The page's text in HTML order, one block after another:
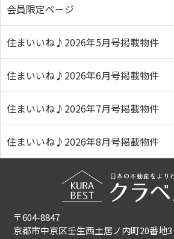
会員限定ページ
住まいいね♪2026年5月号掲載物件
住まいいね♪2026年6月号掲載物件
住まいいね♪2026年7月号掲載物件
住まいいね♪2026年8月号掲載物件
〒604-8847
京都市中京区壬生西土居ノ内町20番地